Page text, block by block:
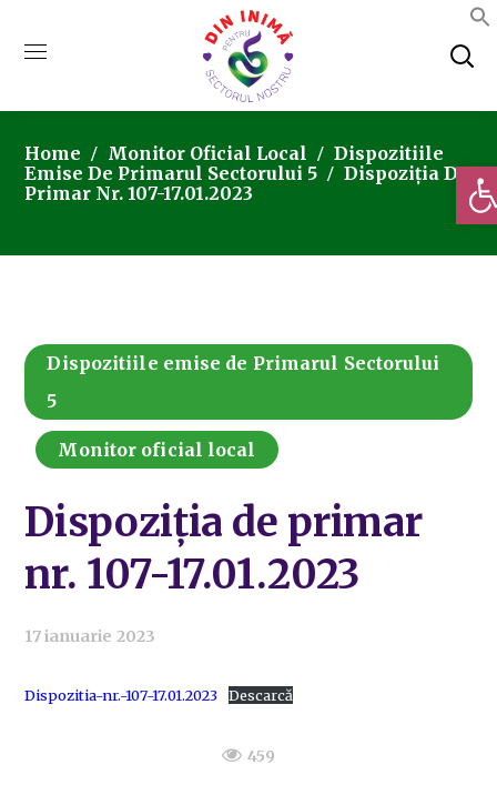
Home Monitor Oficial Local
Dispozitiile
Emise De Primarul Sectorului 5
Dispoziția De
Primar Nr. 107-17.01.2023
Dispozitiile emise de Primarul Sectorului
5
Monitor oficial local
Dispoziția de primar
nr. 107-17.01.2023
17 ianuarie 2023
Dispozitia-nr.-107-17.01.2023 Descarcă
459